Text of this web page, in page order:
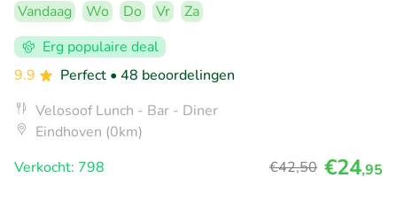
Vandaag Wo Do Vr
Za
Erg populaire deal
9.9
Perfect • 48 beoordelingen
Velosoof Lunch - Bar - Diner
Eindhoven (0km)
Verkocht: 798
€42,50 €24,95